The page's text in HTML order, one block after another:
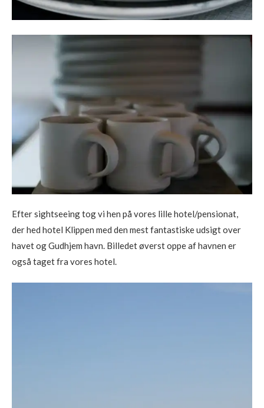
Efter sightseeing tog vi hen på vores lille hotel/pensionat,
der hed hotel Klippen med den mest fantastiske udsigt over
havet og Gudhjem havn. Billedet øverst oppe af havnen er
også taget fra vores hotel.